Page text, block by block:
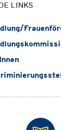
LINKS